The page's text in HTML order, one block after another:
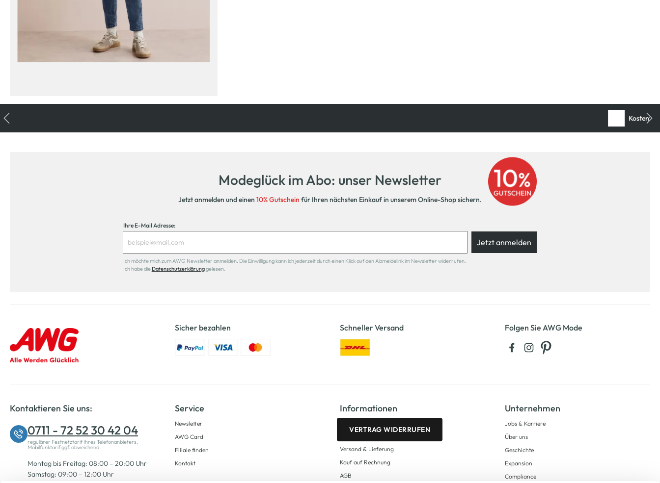
Modeglück im Abo: unser Newsletter
Jetzt anmelden und einen 10% Gutschein für Ihren nächsten Einkauf in unserem Online-Shop sichern.
Ihre E-Mail Adresse:
Jetzt anmelden
Ich möchte mich zum AWG Newsletter anmelden. Die Einwilligung kann ich jederzeit durch einen Klick auf den Abmeldelink im Newsletter widerrufen.
Ich habe die Datenschutzerklärunggelesen.
Sicher bezahlen Schneller Versand Folgen Sie AWG Mode
Kontaktieren Sie uns:
0711 - 72 52 30 42 04
regulärer Festnetztarif Ihres Telefonanbieters,
Mobilfunktarif ggf. abweichend.
Montag bis Freitag: 08:00 – 20:00 Uhr
Samstag: 09:00 – 12:00 Uhr
Service
Newsletter
AWG Card
Filiale finden
Kontakt
Informationen
VERTRAG WIDERRUFEN
Versand & Lieferung
Kauf auf Rechnung
AGB
Unternehmen
Jobs & Karriere
Über uns
Geschichte
Expansion
Compliance